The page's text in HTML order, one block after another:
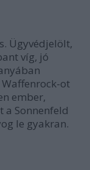
Ügyvédjelölt,
víg, jó
ot
ember,
a Sonnenfeld
le gyakran.